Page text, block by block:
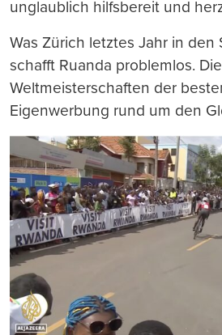
unglaublich hilfsbereit und
Was Zürich letztes Jahr in den
schafft Ruanda problemlos. Die
Weltmeisterschaften der
Eigenwerbung rund um den